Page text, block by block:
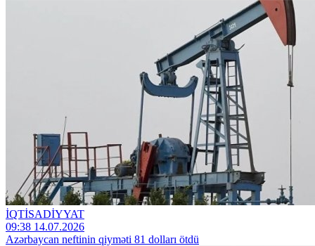
İQTİSADİYYAT
09:38 14.07.2026
Azərbaycan neftinin qiyməti 81 dolları ötdü